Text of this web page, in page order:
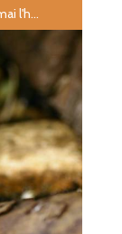
l'h...